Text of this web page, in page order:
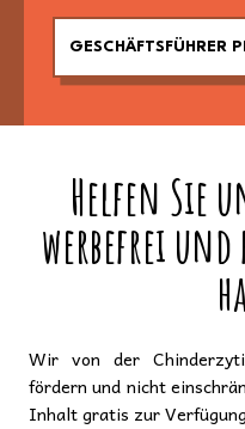
GESCHÄFTSFÜHRER
Helfen Sie
werbefrei
Wir von der
fördern und nicht
Inhalt gratis zur